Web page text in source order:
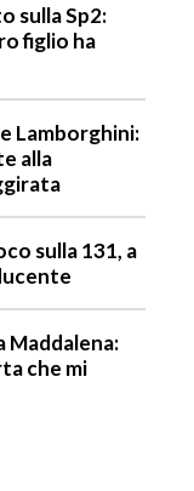
sulla Sp2:
figlio ha
Lamborghini:
alla
sulla 131, a
Maddalena:
che mi